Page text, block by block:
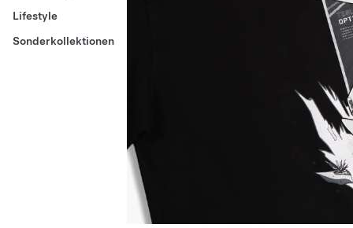
Lifestyle
Sonderkollektionen